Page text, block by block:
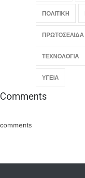
ΠΟΛΙΤΙΚΗ
ΠΡΩΤΟΣΕΛΙΔΑ
ΤΕΧΝΟΛΟΓΙΑ
ΥΓΕΙΑ
Comments
comments